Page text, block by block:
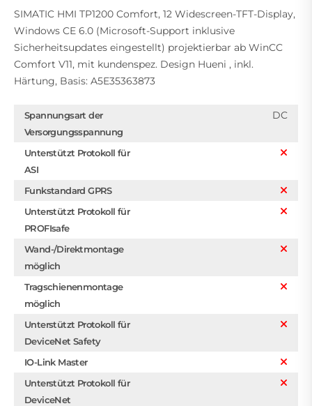
SIMATIC HMI TP1200 Comfort, 12 Widescreen-TFT-Display,
Windows CE 6.0 (Microsoft-Support inklusive
Sicherheitsupdates eingestellt) projektierbar ab WinCC
Comfort V11, mit kundenspez. Design Hueni , inkl.
Härtung, Basis: A5E35363873
Spannungsart der
Versorgungsspannung
DC
Unterstützt Protokoll für
ASI
Funkstandard GPRS
Unterstützt Protokoll für
PROFIsafe
Wand-/Direktmontage
möglich
Tragschienenmontage
möglich
Unterstützt Protokoll für
DeviceNet Safety
IO-Link Master
Unterstützt Protokoll für
DeviceNet